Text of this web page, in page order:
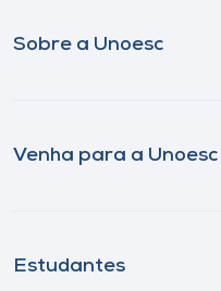
Sobre a Unoesc
Venha para a Unoesc
Estudantes